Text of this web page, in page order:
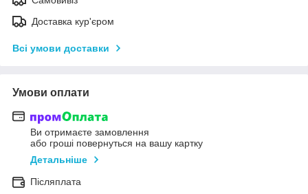
Доставка кур'єром
Всі умови доставки
Умови оплати
Ви отримаєте замовлення
або гроші повернуться на вашу картку
Детальніше
Післяплата